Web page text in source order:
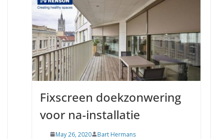
Fixscreen doekzonwering
voor na-installatie
May 26, 2020 Bart Hermans